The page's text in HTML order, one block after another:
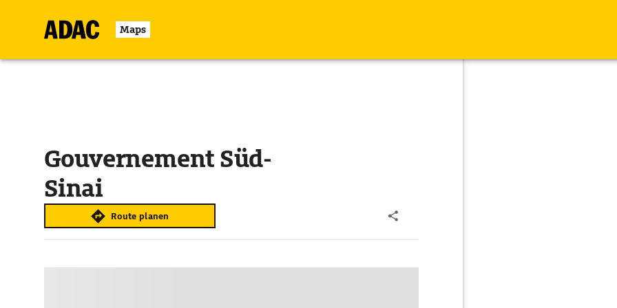
Maps
Gouvernement Süd-
Sinai
Route planen